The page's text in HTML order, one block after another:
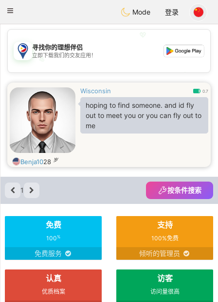
PhilippinesChat
Toggle
Mode 登录
💖
💕
寻找你的理想伴侣
立即下载我们的交友应用！
Wisconsin 0.7
hoping to find someone. and id fly
out to meet you or you can fly out to
me
Benja1028 岁
1 按条件搜索
免费
100%
免费服务
支持
100%免费
倾听的管理员
认真
优质档案
访客
访问量很高